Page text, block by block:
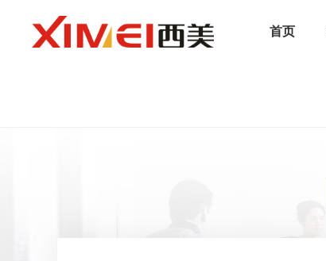
首页